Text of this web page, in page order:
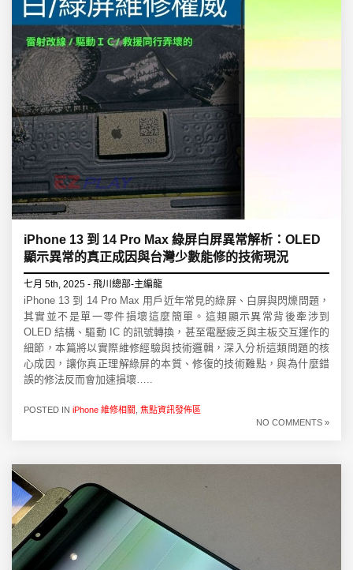
iPhone 13 到 14 Pro Max 綠屏白屏異常解析：OLED
顯示異常的真正成因與台灣少數能修的技術現況
七月 5th, 2025 - 飛川總部-主編龍
iPhone 13 到 14 Pro Max 用戶近年常見的綠屏、白屏與閃爍問題，
其實並不是單一零件損壞這麼簡單。這類顯示異常背後牽涉到
OLED 結構、驅動 IC 的訊號轉換，甚至電壓疲乏與主板交互運作的
細節，本篇將以實際維修經驗與技術邏輯，深入分析這類問題的核
心成因，讓你真正理解綠屏的本質、修復的技術難點，與為什麼錯
誤的修法反而會加速損壞…..
POSTED IN iPhone 維修相關 焦點資訊發佈區
NO COMMENTS »